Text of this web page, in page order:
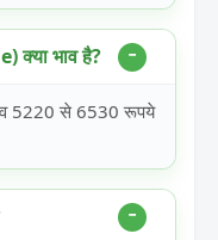
क्या भाव है?
5220 से 6530 रूपये